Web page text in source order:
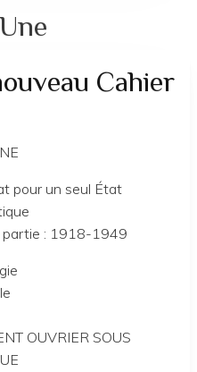
Cahier
pour un seul État
partie : 1918-1949
OUVRIER SOUS